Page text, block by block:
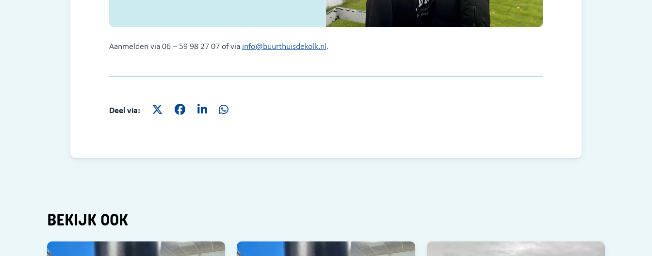
Aanmelden via 06 – 59 98 27 07 of via info@buurthuisdekolk.nl.
Deel via:
BEKIJK OOK